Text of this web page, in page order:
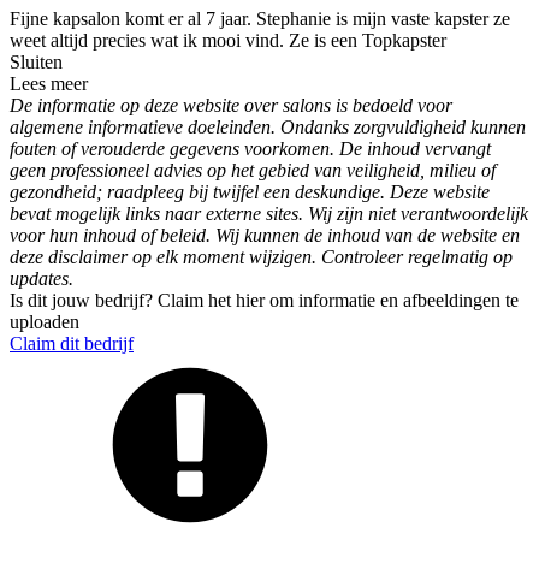
Fijne kapsalon komt er al 7 jaar. Stephanie is mijn vaste kapster ze
weet altijd precies wat ik mooi vind. Ze is een Topkapster
Sluiten
Lees meer
De informatie op deze website over salons is bedoeld voor
algemene informatieve doeleinden. Ondanks zorgvuldigheid kunnen
fouten of verouderde gegevens voorkomen. De inhoud vervangt
geen professioneel advies op het gebied van veiligheid, milieu of
gezondheid; raadpleeg bij twijfel een deskundige. Deze website
bevat mogelijk links naar externe sites. Wij zijn niet verantwoordelijk
voor hun inhoud of beleid. Wij kunnen de inhoud van de website en
deze disclaimer op elk moment wijzigen. Controleer regelmatig op
updates.
Is dit jouw bedrijf? Claim het hier om informatie en afbeeldingen te
uploaden
Claim dit bedrijf